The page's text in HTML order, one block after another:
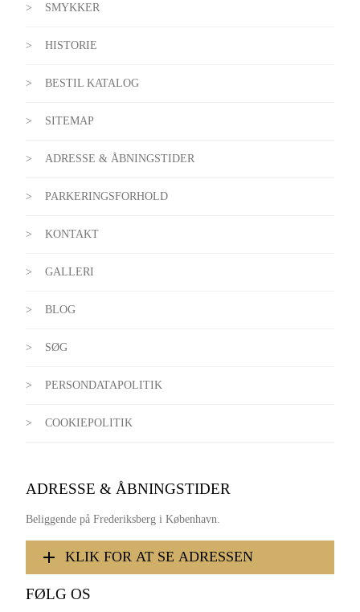
SMYKKER
HISTORIE
BESTIL KATALOG
SITEMAP
ADRESSE & ÅBNINGSTIDER
PARKERINGSFORHOLD
KONTAKT
GALLERI
BLOG
SØG
PERSONDATAPOLITIK
COOKIEPOLITIK
ADRESSE & ÅBNINGSTIDER
Beliggende på Frederiksberg i København.
KLIK FOR AT SE ADRESSEN
FØLG OS